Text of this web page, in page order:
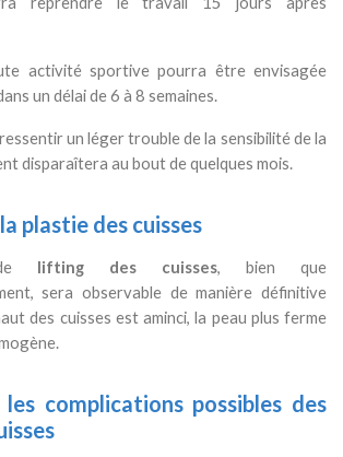
activité sportive pourra être envisagée
un délai de 6 à 8 semaines.
un léger trouble de la sensibilité de la
disparaîtera au bout de quelques mois.
plastie des cuisses
lifting des cuisses, bien que
sera observable de manière définitive
des cuisses est aminci, la peau plus ferme
complications possibles des